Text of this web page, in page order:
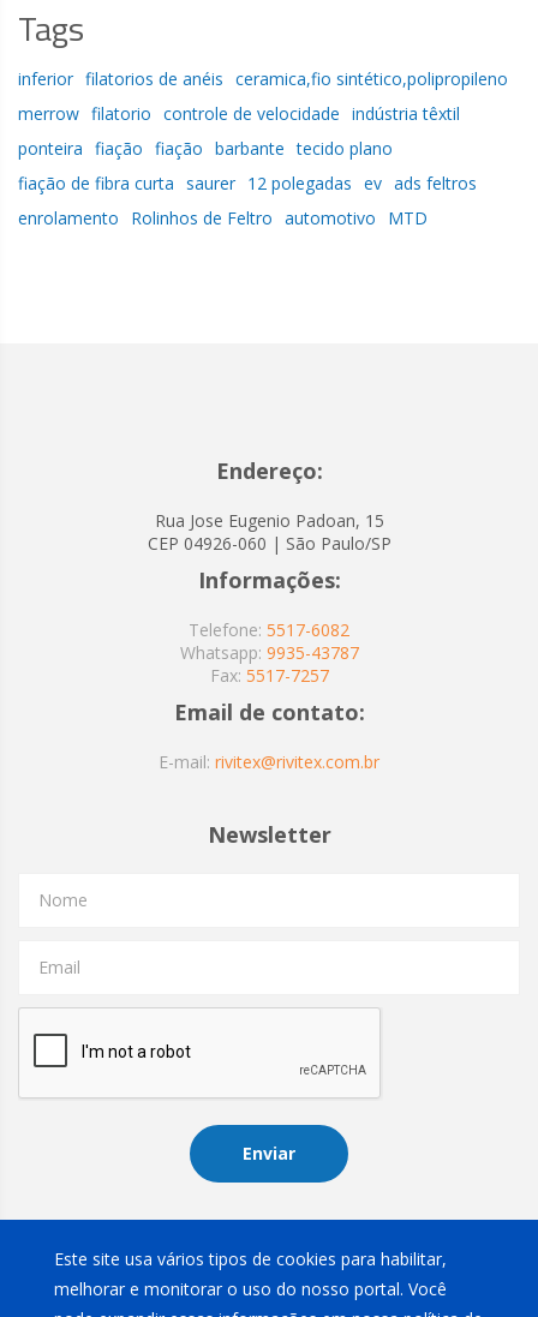
Tags
inferior filatorios de anéis ceramica,fio sintético,polipropileno
merrow filatorio controle de velocidade indústria têxtil
ponteira fiação fiação barbante tecido plano
fiação de fibra curta saurer 12 polegadas ev ads feltros
enrolamento
Rolinhos de Feltro automotivo MTD
Este site usa vários tipos de cookies para habilitar,
melhorar e monitorar o uso do nosso portal. Você
Endereço:
Rua Jose Eugenio Padoan, 15
CEP 04926-060 | São Paulo/SP
Informações:
Telefone: 5517-6082
Whatsapp: 9935-43787
Fax: 5517-7257
Email de contato:
E-mail: rivitex@rivitex.com.br
Newsletter
Nome
Email
Enviar